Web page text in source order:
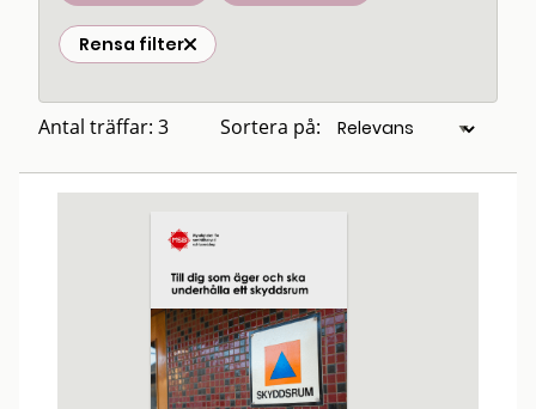
Rensa filter
Antal träffar: 3 Sortera på: